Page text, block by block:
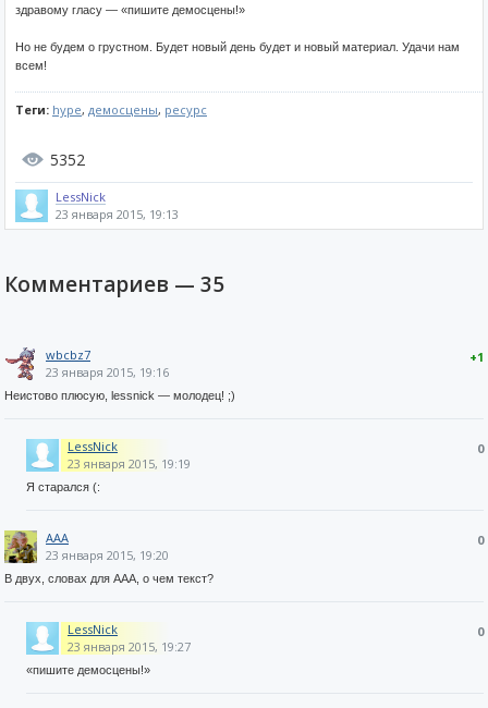
здравому гласу — «пишите демосцены!»
Но не будем о грустном. Будет новый день будет и новый материал. Удачи нам
всем!
Теги: hype, демосцены, ресурс
5352
LessNick
23 января 2015, 19:13
Комментариев — 35
+1
wbcbz7
23 января 2015, 19:16
Неистово плюсую, lessnick — молодец! ;)
0
LessNick
23 января 2015, 19:19
Я старался (:
0
AAA
23 января 2015, 19:20
В двух, словах для ААА, о чем текст?
0
LessNick
23 января 2015, 19:27
«пишите демосцены!»